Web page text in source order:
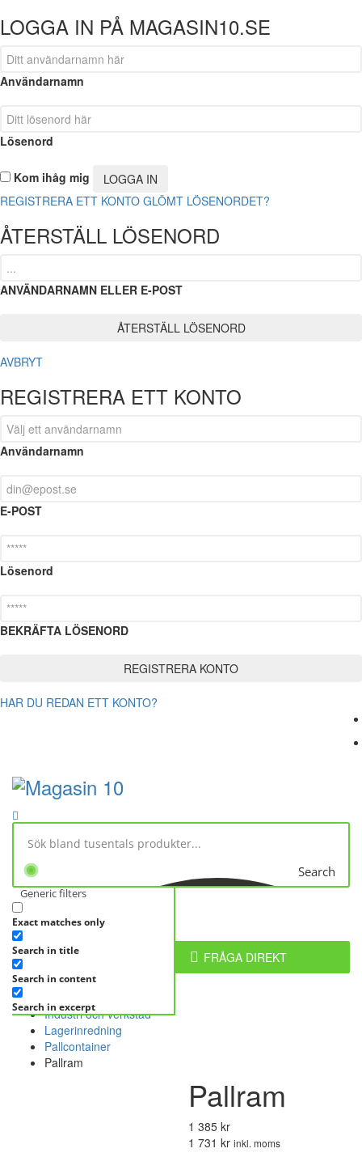
LOGGA IN PÅ MAGASIN10.SE
Användarnamn
Lösenord
Kom ihåg mig
REGISTRERA ETT KONTO GLÖMT LÖSENORDET?
ÅTERSTÄLL LÖSENORD
ANVÄNDARNAMN ELLER E-POST
AVBRYT
REGISTRERA ETT KONTO
Användarnamn
E-POST
Lösenord
BEKRÄFTA LÖSENORD
HAR DU REDAN ETT KONTO?
Search
Generic filters
Exact matches only
Search in title
Search in content
Search in excerpt
No products in cart.
FRÅGA DIREKT
Hem
Industri och verkstad
Lagerinredning
Pallcontainer
Pallram
Pallram
1 385 kr
1 731 kr inkl. moms